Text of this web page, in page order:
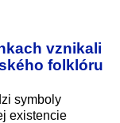
vznikali
folklóru
symboly
existencie